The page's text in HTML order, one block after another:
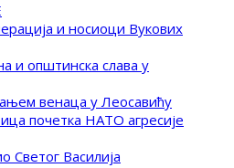
и носиоци Вукових
и општинска слава у
венаца у Леосавићу
почетка НАТО агресије
Светог Василија